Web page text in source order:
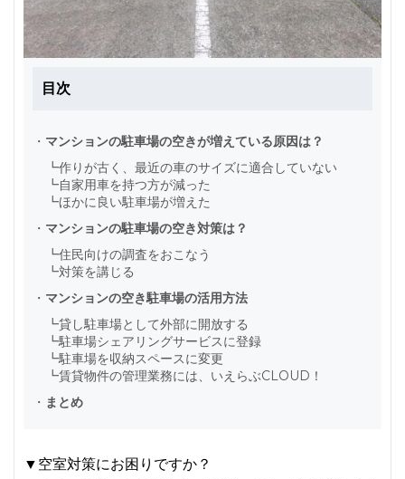
目次
・ マンションの駐車場の空きが増えている原因は？
┗作りが古く、最近の車のサイズに適合していない
┗自家用車を持つ方が減った
┗ほかに良い駐車場が増えた
・ マンションの駐車場の空き対策は？
┗住民向けの調査をおこなう
┗対策を講じる
・ マンションの空き駐車場の活用方法
┗貸し駐車場として外部に開放する
┗駐車場シェアリングサービスに登録
┗駐車場を収納スペースに変更
┗賃貸物件の管理業務には、いえらぶCLOUD！
・ まとめ
▼空室対策にお困りですか？